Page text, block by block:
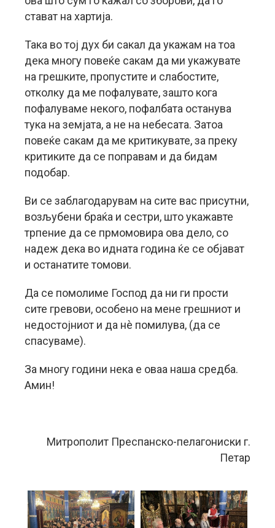
стават на хартија.
Така во тој дух би сакал да укажам на тоа
дека многу повеќе сакам да ми укажувате
на грешките, пропустите и слабостите,
отколку да ме пофалувате, зашто кога
пофалуваме некого, пофалбата останува
тука на земјата, а не на небесата. Затоа
повеќе сакам да ме критикувате, за преку
критиките да се поправам и да бидам
подобар.
Ви се заблагодарувам на сите вас присутни,
возљубени браќа и сестри, што укажавте
трпение да се прмомовира ова дело, со
надеж дека во идната година ќе се објават
и останатите томови.
Да се помолиме Господ да ни ги прости
сите гревови, особено на мене грешниот и
недостојниот и да нè помилува, (да се
спасуваме).
За многу години нека е оваа наша средба.
Амин!
Митрополит Преспанско-пелагониски г.
Петар